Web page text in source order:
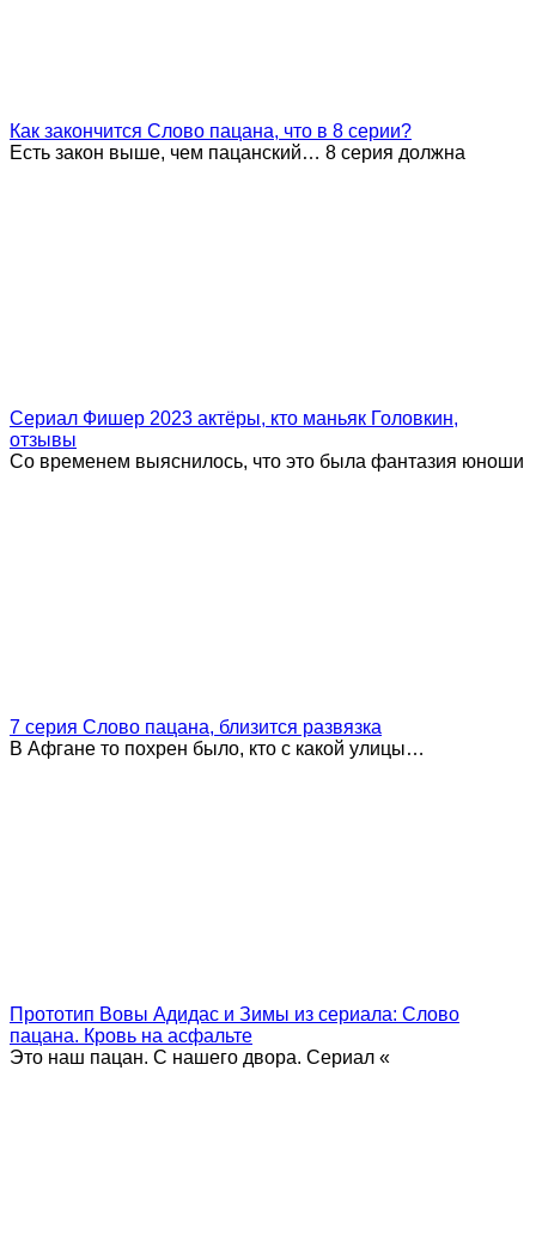
Как закончится Слово пацана, что в 8 серии?
Есть закон выше, чем пацанский… 8 серия должна
Сериал Фишер 2023 актёры, кто маньяк Головкин,
отзывы
Со временем выяснилось, что это была фантазия юноши
7 серия Слово пацана, близится развязка
В Афгане то похрен было, кто с какой улицы…
Прототип Вовы Адидас и Зимы из сериала: Слово
пацана. Кровь на асфальте
Это наш пацан. С нашего двора. Сериал «